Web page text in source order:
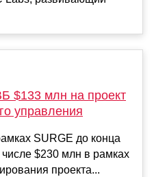
$133 млн на проект
управления
SURGE до конца
$230 млн в рамках
проекта...